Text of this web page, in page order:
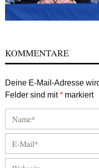
KOMMENTARE
Deine E-Mail-Adresse
Felder sind mit* markiert